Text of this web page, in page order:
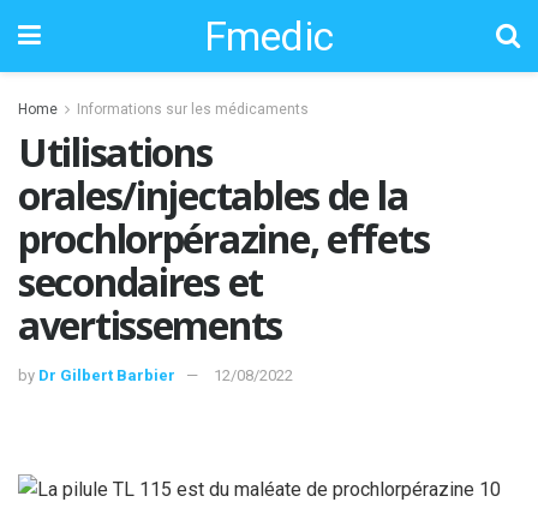
Fmedic
Home Informations sur les médicaments
Utilisations
orales/injectables de la
prochlorpérazine, effets
secondaires et
avertissements
by Dr Gilbert Barbier 12/08/2022